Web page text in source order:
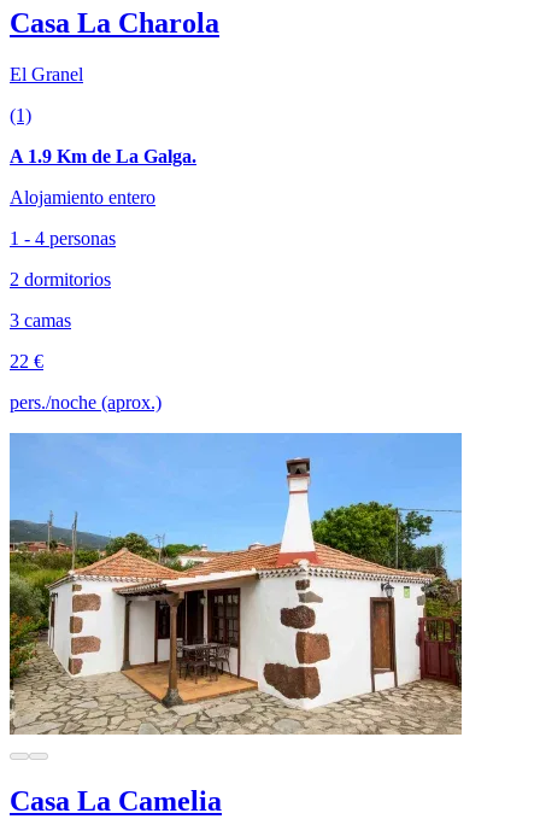
Casa La Charola
El Granel
(1)
A 1.9 Km de La Galga.
Alojamiento entero
1 - 4 personas
2 dormitorios
3 camas
22 €
pers./noche (aprox.)
Casa La Camelia